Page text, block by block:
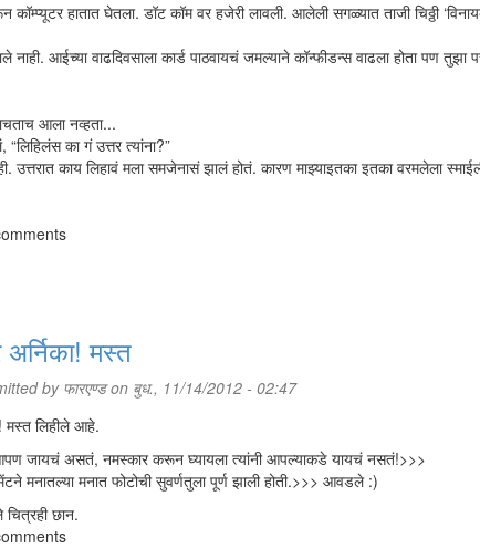
कॉम्प्यूटर हातात घेतला. डॉट कॉम वर हजेरी लावली. आलेली सगळ्यात ताजी चिठ्ठी
नाही. आईच्या वाढदिवसाला कार्ड पाठवायचं जमल्याने कॉन्फीडन्स वाढला होता पण तुझा
आला नव्हता...
“लिहिलंस का गं उत्तर त्यांना?”
उत्तरात काय लिहावं मला समजेनासं झालं होतं. कारण माझ्याइतका इतका वरमलेला
मस्त
by फारएण्डon बुध., 11/14/2012 - 02:47
मस्त लिहीले आहे.
जायचं असतं, नमस्कार करून घ्यायला त्यांनी आपल्याकडे यायचं नसतं!>>>
मनातल्या मनात फोटोची सुवर्णतुला पूर्ण झाली होती.>>> आवडले :)
छान.